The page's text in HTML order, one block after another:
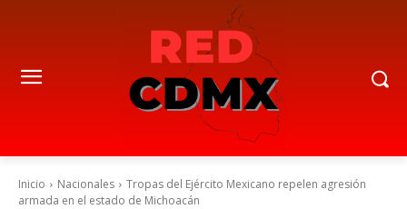
Inicio Nacionales
Tropas del Ejército Mexicano repelen agresión
armada en el estado de Michoacán